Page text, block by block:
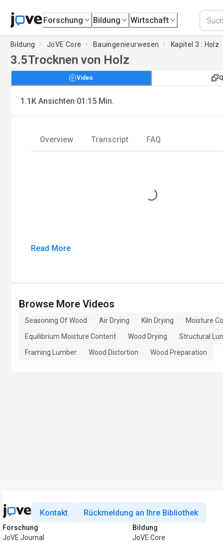
Forschung Bildung Wirtschaft
Bildung JoVE Core Bauingenieurwesen Kapitel 3 : Holz
3.5Trocknen von Holz
Video
1.1K Ansichten·01:15 Min.
Overview Transcript FAQ
Loading...
Read More
Browse More Videos
Seasoning Of Wood Air Drying Kiln Drying
Moisture
Equilibrium Moisture Content
Wood Drying
Structural
Framing Lumber
Wood Distortion Wood Preparation
Kontakt Rückmeldung an Ihre Bibliothek
Forschung
JoVE Journal
Bildung
JoVE Core